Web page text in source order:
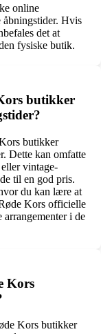
online
åbningstider. Hvis
det at
fysiske butik.
butikker
butikker
Dette kan omfatte
vintage-
til en god pris.
du kan lære at
Kors officielle
i de
Kors
Kors butikker